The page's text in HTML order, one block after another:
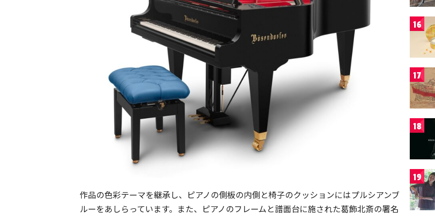
作品の色彩テーマを継承し、ピアノの側板の内側と椅子のクッションにはプルシアンブ
ルーをあしらっています。また、ピアノのフレームと譜面台に施された葛飾北斎の署名
16
17
18
19